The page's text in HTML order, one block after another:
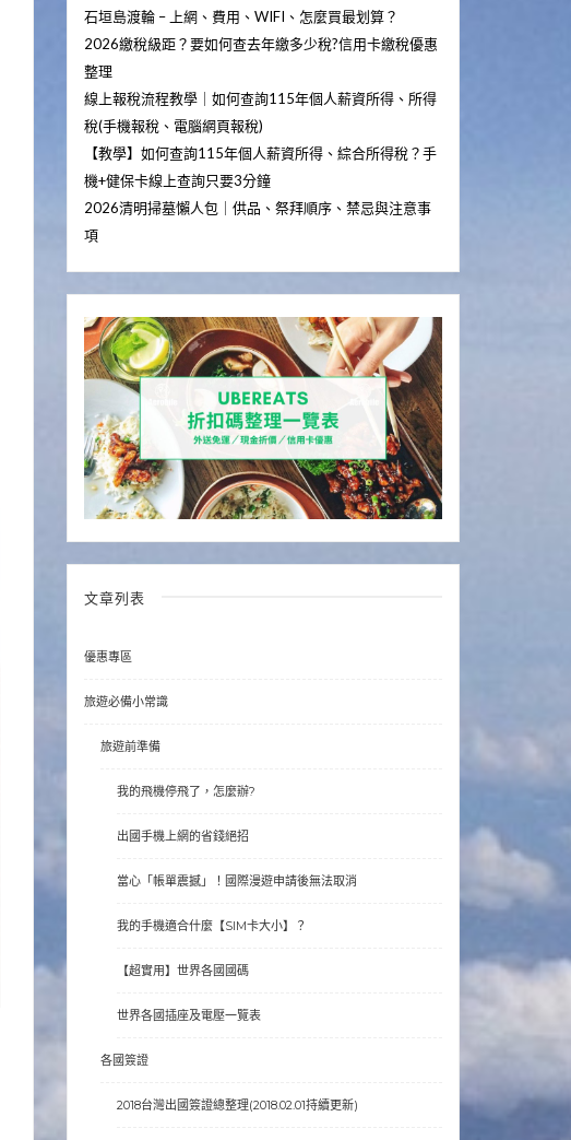
石垣島渡輪 – 上網、費用、WIFI、怎麼買最划算？
2026繳稅級距？要如何查去年繳多少稅?信用卡繳稅優惠
整理
線上報稅流程教學｜如何查詢115年個人薪資所得、所得
稅(手機報稅、電腦網頁報稅)
【教學】如何查詢115年個人薪資所得、綜合所得稅？手
機+健保卡線上查詢只要3分鐘
2026清明掃墓懶人包｜供品、祭拜順序、禁忌與注意事
項
文章列表
優惠專區
旅遊必備小常識
旅遊前準備
我的飛機停飛了，怎麼辦?
出國手機上網的省錢絕招
當心「帳單震撼」！國際漫遊申請後無法取消
我的手機適合什麼【SIM卡大小】？
【超實用】世界各國國碼
世界各國插座及電壓一覽表
各國簽證
2018台灣出國簽證總整理(2018.02.01持續更新)